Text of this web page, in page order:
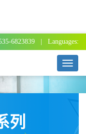
6823839 | Languages:
T
o
g
列